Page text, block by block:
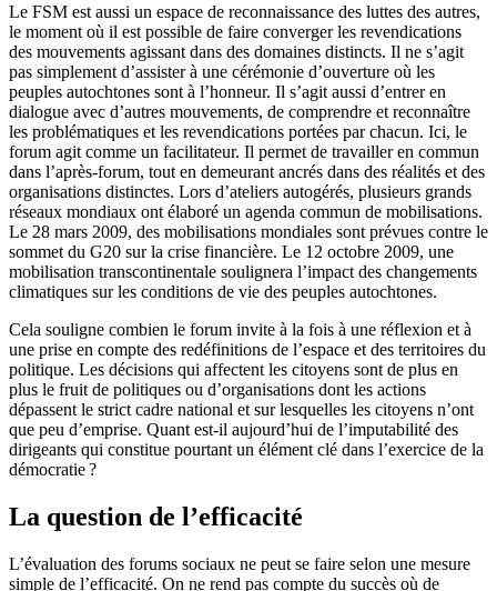
Le FSM est aussi un espace de reconnaissance des luttes des autres,
le moment où il est possible de faire converger les revendications
des mouvements agissant dans des domaines distincts. Il ne s’agit
pas simplement d’assister à une cérémonie d’ouverture où les
peuples autochtones sont à l’honneur. Il s’agit aussi d’entrer en
dialogue avec d’autres mouvements, de comprendre et reconnaître
les problématiques et les revendications portées par chacun. Ici, le
forum agit comme un facilitateur. Il permet de travailler en commun
dans l’après-forum, tout en demeurant ancrés dans des réalités et des
organisations distinctes. Lors d’ateliers autogérés, plusieurs grands
réseaux mondiaux ont élaboré un agenda commun de mobilisations.
Le 28 mars 2009, des mobilisations mondiales sont prévues contre le
sommet du G20 sur la crise financière. Le 12 octobre 2009, une
mobilisation transcontinentale soulignera l’impact des changements
climatiques sur les conditions de vie des peuples autochtones.
Cela souligne combien le forum invite à la fois à une réflexion et à
une prise en compte des redéfinitions de l’espace et des territoires du
politique. Les décisions qui affectent les citoyens sont de plus en
plus le fruit de politiques ou d’organisations dont les actions
dépassent le strict cadre national et sur lesquelles les citoyens n’ont
que peu d’emprise. Quant est-il aujourd’hui de l’imputabilité des
dirigeants qui constitue pourtant un élément clé dans l’exercice de la
démocratie ?
La question de l’efficacité
L’évaluation des forums sociaux ne peut se faire selon une mesure
simple de l’efficacité. On ne rend pas compte du succès où de